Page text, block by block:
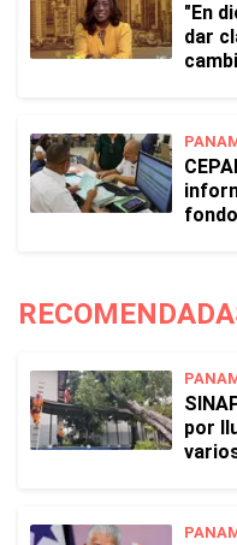
"En
dar
por